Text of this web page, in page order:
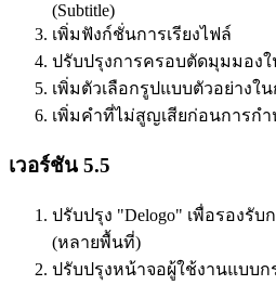
(Subtitle)
เพิ่มฟังก์ชั่นการเรียงไฟล์
ปรับปรุงการครอบตัดมุมมองใ
เพิ่มตัวเลือกรูปแบบตัวอย่างใ
เพิ่มคำที่ไม่สูญเสียก่อนการก
เวอร์ชัน 5.5
ปรับปรุง "Delogo" เพื่อรองรั
(หลายพื้นที่)
ปรับปรุงหน้าจอผู้ใช้งานแบบก